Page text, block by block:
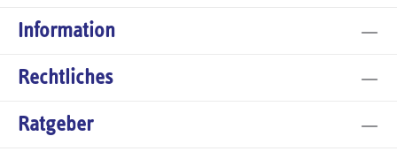
Information
Rechtliches
Ratgeber